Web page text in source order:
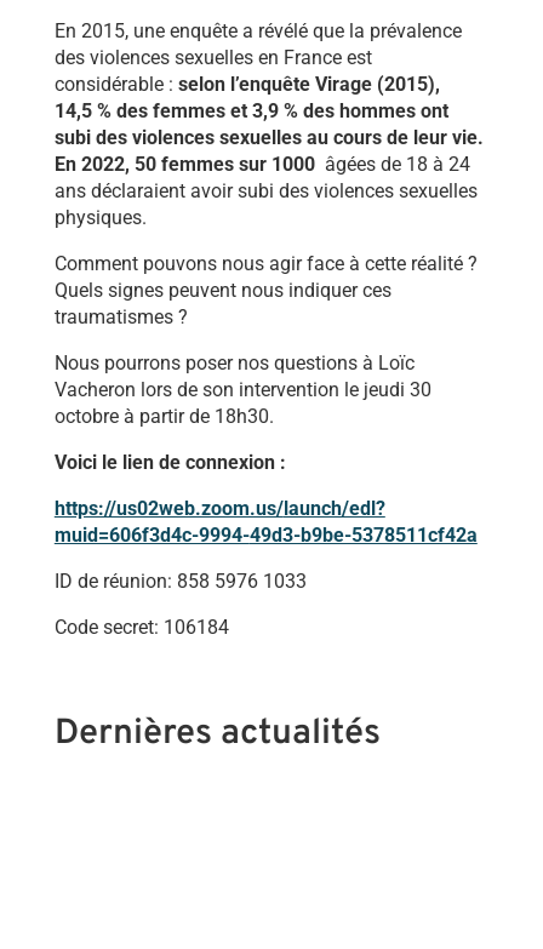
En 2015, une enquête a révélé que la prévalence
des violences sexuelles en France est
considérable : selon l’enquête Virage (2015),
14,5 % des femmes et 3,9 % des hommes ont
subi des violences sexuelles au cours de leur vie.
En 2022, 50 femmes sur 1000 âgées de 18 à 24
ans déclaraient avoir subi des violences sexuelles
physiques.
Comment pouvons nous agir face à cette réalité ?
Quels signes peuvent nous indiquer ces
traumatismes ?
Nous pourrons poser nos questions à Loïc
Vacheron lors de son intervention le jeudi 30
octobre à partir de 18h30.
Voici le lien de connexion :
https://us02web.zoom.us/launch/edl?
muid=606f3d4c-9994-49d3-b9be-5378511cf42a
ID de réunion: 858 5976 1033
Code secret: 106184
Dernières actualités